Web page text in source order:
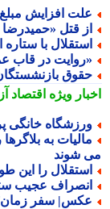
افزایش مبلغ
قتل «حمیدرضا
با ستاره
در قاب
بازنشستگان
ویژهاقتصاد آزاد
خانگی
به بلاگرها
شوند
را این طور
عجیب ستاره
سفر زمان؛